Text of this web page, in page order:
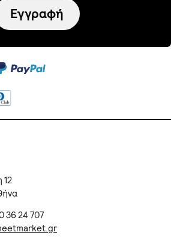
Εγγραφή
12
36 24 707